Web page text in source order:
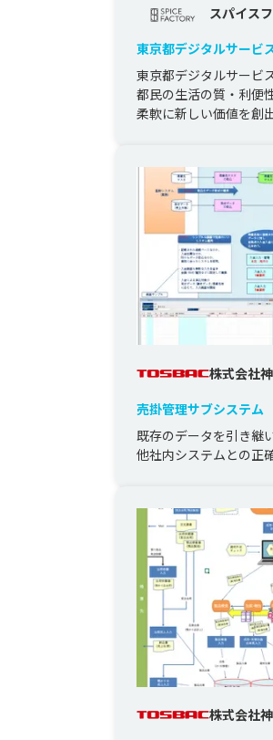
スパイス
東京都デジタルサービ
ロトタイプ開発委託
東京都デジタルサービ
都民の生活の質・利便
柔軟に新しい価値を創
株式会社
売掛管理サブシステム
既存のデータを引き継
他社内システムとの正
株式会社